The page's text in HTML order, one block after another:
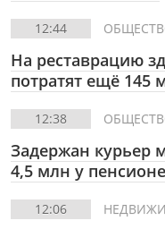
12:44
На реставрацию
потратят ещё 145
12:38
Задержан курьер
4,5 млн у
12:06